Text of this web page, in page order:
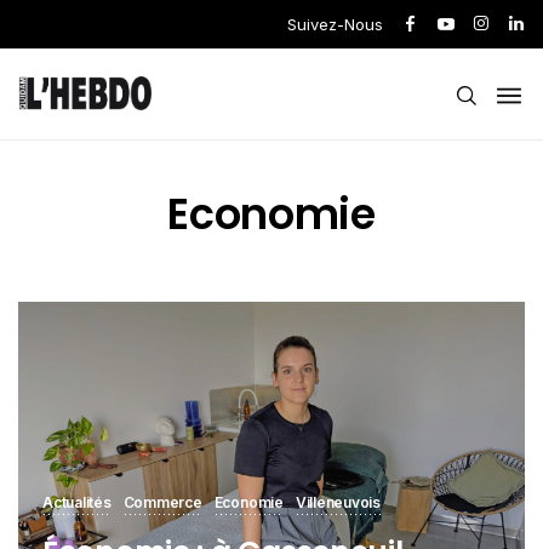
Suivez-Nous
Economie
Actualités Commerce Economie Villeneuvois